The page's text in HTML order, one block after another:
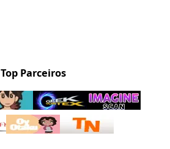
Top Parceiros